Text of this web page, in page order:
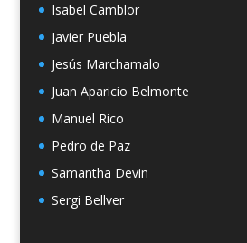
Isabel Camblor
Javier Puebla
Jesús Marchamalo
Juan Aparicio Belmonte
Manuel Rico
Pedro de Paz
Samantha Devin
Sergi Bellver